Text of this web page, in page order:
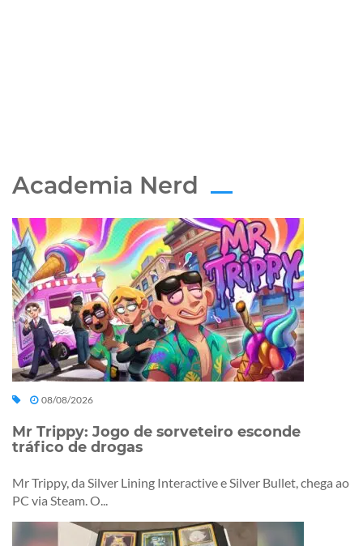
Academia Nerd
08/08/2026
Mr Trippy: Jogo de sorveteiro esconde
tráfico de drogas
Mr Trippy, da Silver Lining Interactive e Silver Bullet, chega ao
PC via Steam. O...